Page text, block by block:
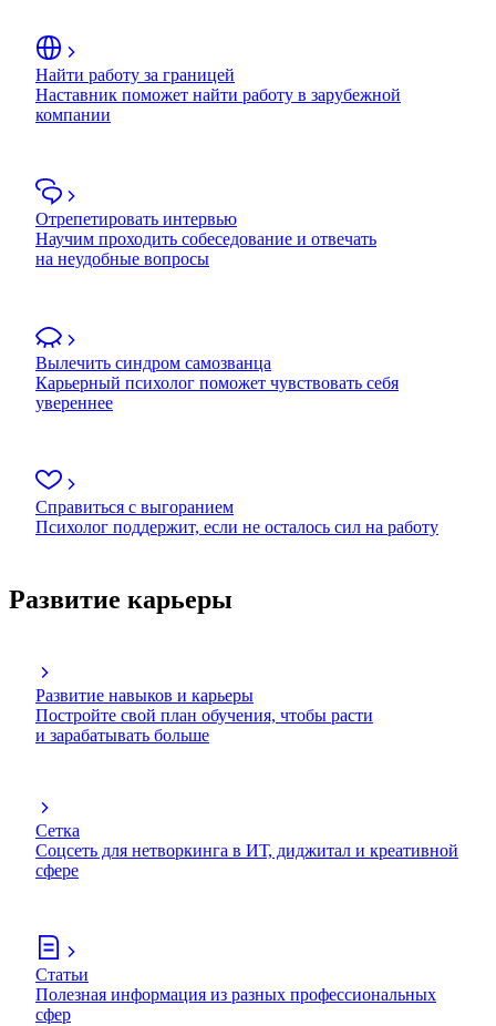
Найти работу за границей
Наставник поможет найти работу в зарубежной
компании
Отрепетировать интервью
Научим проходить собеседование и отвечать
на неудобные вопросы
Вылечить синдром самозванца
Карьерный психолог поможет чувствовать себя
увереннее
Справиться с выгоранием
Психолог поддержит, если не осталось сил на работу
Развитие карьеры
Развитие навыков и карьеры
Постройте свой план обучения, чтобы расти
и зарабатывать больше
Сетка
Соцсеть для нетворкинга в ИТ, диджитал и креативной
сфере
Статьи
Полезная информация из разных профессиональных
сфер